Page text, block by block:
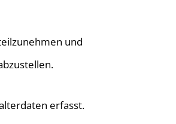
und
erfasst.